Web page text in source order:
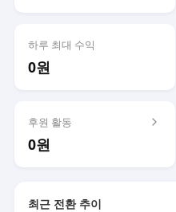
하루 최대 수익
0원
후원 활동
0원
최근 전환 추이